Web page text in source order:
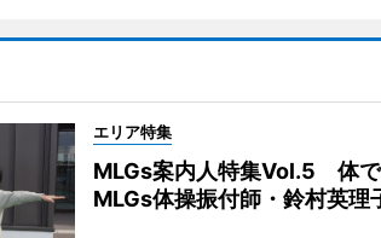
エリア特集
MLGs案内人特集Vol.5 体
MLGs体操振付師・鈴村英理